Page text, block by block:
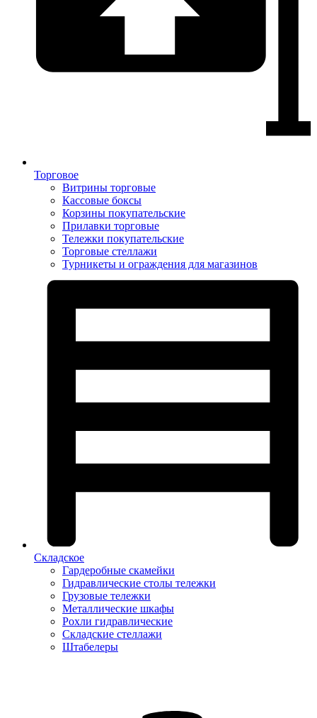
Торговое
Витрины торговые
Кассовые боксы
Корзины покупательские
Прилавки торговые
Тележки покупательские
Торговые стеллажи
Турникеты и ограждения для магазинов
Складское
Гардеробные скамейки
Гидравлические столы тележки
Грузовые тележки
Металлические шкафы
Рохли гидравлические
Складские стеллажи
Штабелеры